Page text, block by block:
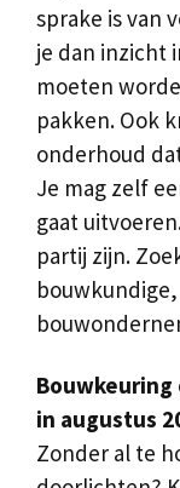
sprake is van
je dan inzicht
moeten
pakken. Ook
onderhoud
Je mag zelf
gaat
partij zijn.
in augustus
Zonder al te